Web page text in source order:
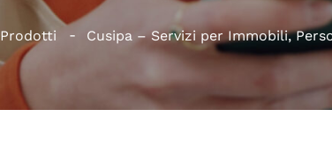
Prodotti Cusipa – Servizi per Immobili,